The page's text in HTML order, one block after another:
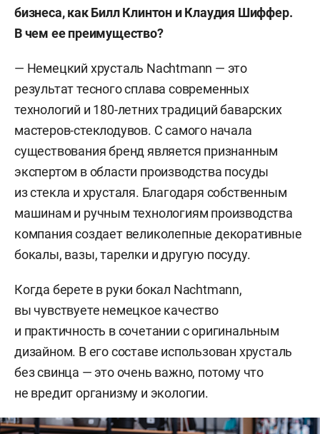
бизнеса, как Билл Клинтон и Клаудия Шиффер.
В чем ее преимущество?
— Немецкий хрусталь Nachtmann — это
результат тесного сплава современных
технологий и 180-летних традиций баварских
мастеров-стеклодувов. С самого начала
существования бренд является признанным
экспертом в области производства посуды
из стекла и хрусталя. Благодаря собственным
машинам и ручным технологиям производства
компания создает великолепные декоративные
бокалы, вазы, тарелки и другую посуду.
Когда берете в руки бокал Nachtmann,
вы чувствуете немецкое качество
и практичность в сочетании с оригинальным
дизайном. В его составе использован хрусталь
без свинца — это очень важно, потому что
не вредит организму и экологии.